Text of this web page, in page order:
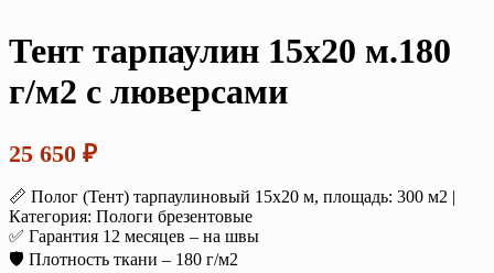
Тент тарпаулин 15х20 м.180
г/м2 с люверсами
25 650 ₽
📏 Полог (Тент) тарпаулиновый 15х20 м, площадь: 300 м2 |
Категория: Пологи брезентовые
✅ Гарантия 12 месяцев – на швы
🛡️ Плотность ткани – 180 г/м2